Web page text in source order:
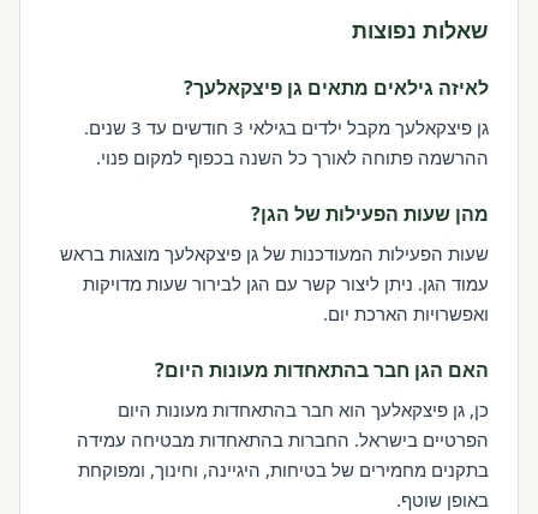
שאלות נפוצות
לאיזה גילאים מתאים גן פיצקאלעך?
גן פיצקאלעך מקבל ילדים בגילאי 3 חודשים עד 3 שנים.
ההרשמה פתוחה לאורך כל השנה בכפוף למקום פנוי.
מהן שעות הפעילות של הגן?
שעות הפעילות המעודכנות של גן פיצקאלעך מוצגות בראש
עמוד הגן. ניתן ליצור קשר עם הגן לבירור שעות מדויקות
ואפשרויות הארכת יום.
האם הגן חבר בהתאחדות מעונות היום?
כן, גן פיצקאלעך הוא חבר בהתאחדות מעונות היום
הפרטיים בישראל. החברות בהתאחדות מבטיחה עמידה
בתקנים מחמירים של בטיחות, היגיינה, וחינוך, ומפוקחת
באופן שוטף.